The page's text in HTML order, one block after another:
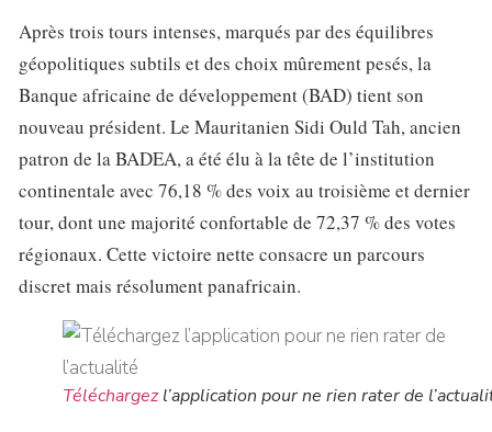
Après trois tours intenses, marqués par des équilibres
géopolitiques subtils et des choix mûrement pesés, la
Banque africaine de développement (BAD) tient son
nouveau président. Le Mauritanien Sidi Ould Tah, ancien
patron de la BADEA, a été élu à la tête de l’institution
continentale avec 76,18 % des voix au troisième et dernier
tour, dont une majorité confortable de 72,37 % des votes
régionaux. Cette victoire nette consacre un parcours
discret mais résolument panafricain.
Téléchargezl’application pour ne rien rater de